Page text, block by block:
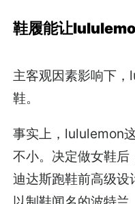
鞋履能让
主客观因素影响下
鞋。
事实上，lululemon
不小。决定做女鞋
迪达斯跑鞋前高级设